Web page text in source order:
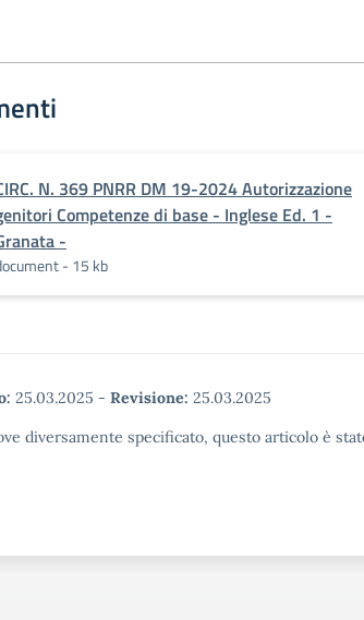
N. 369 PNRR DM 19-2024 Autorizzazione
Competenze di base - Inglese Ed. 1 -
-
- 15 kb
25.03.2025 - Revisione: 25.03.2025
diversamente specificato, questo articolo è